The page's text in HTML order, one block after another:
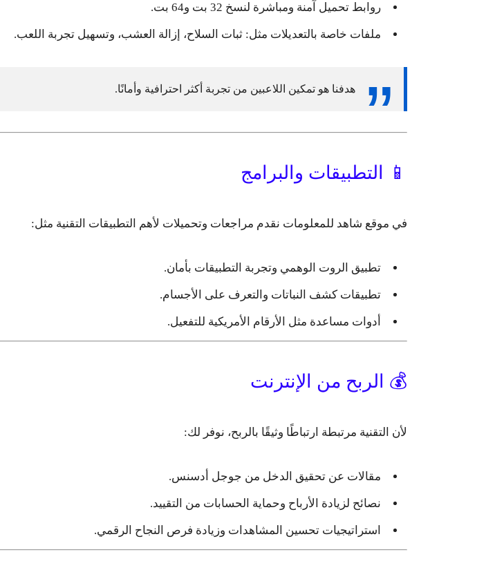
روابط تحميل آمنة ومباشرة لنسخ 32 بت و64 بت.
ملفات خاصة بالتعديلات مثل: ثبات السلاح، إزالة العشب، وتسهيل تجربة اللعب.
هدفنا هو تمكين اللاعبين من تجربة أكثر احترافية وأمانًا.
📱 التطبيقات والبرامج
في موقع شاهد للمعلومات نقدم مراجعات وتحميلات لأهم التطبيقات التقنية مثل:
تطبيق الروت الوهمي وتجربة التطبيقات بأمان.
تطبيقات كشف النباتات والتعرف على الأجسام.
أدوات مساعدة مثل الأرقام الأمريكية للتفعيل.
💰 الربح من الإنترنت
لأن التقنية مرتبطة ارتباطًا وثيقًا بالربح، نوفر لك:
مقالات عن تحقيق الدخل من جوجل أدسنس.
نصائح لزيادة الأرباح وحماية الحسابات من التقييد.
استراتيجيات تحسين المشاهدات وزيادة فرص النجاح الرقمي.